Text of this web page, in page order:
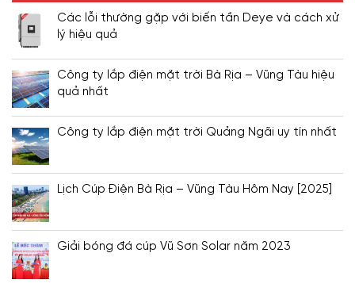
Các lỗi thường gặp với biến tần Deye và cách xử
lý hiệu quả
Công ty lắp điện mặt trời Bà Rịa – Vũng Tàu hiệu
quả nhất
Công ty lắp điện mặt trời Quảng Ngãi uy tín nhất
Lịch Cúp Điện Bà Rịa – Vũng Tàu Hôm Nay [2025]
Giải bóng đá cúp Vũ Sơn Solar năm 2023